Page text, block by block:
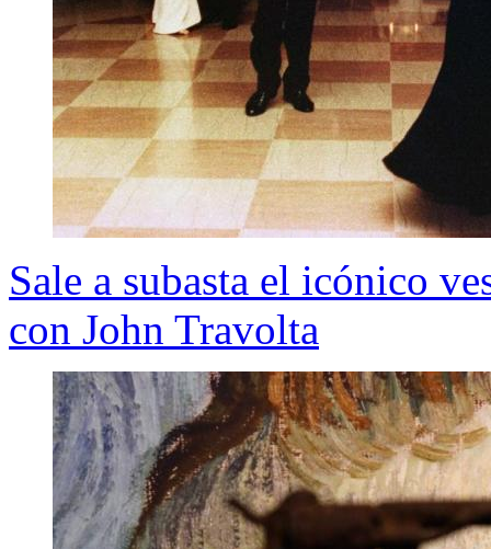
Sale a subasta el icónico
con John Travolta